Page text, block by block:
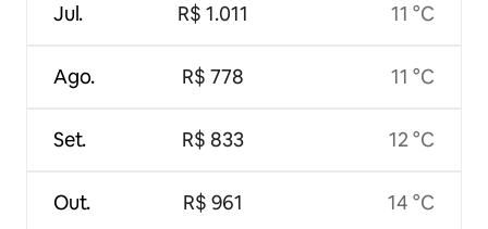
Jul.
Ago.
Set.
Out.
R$ 1.011
R$ 778
R$ 833
R$ 961
11 °C
11 °C
12 °C
14 °C